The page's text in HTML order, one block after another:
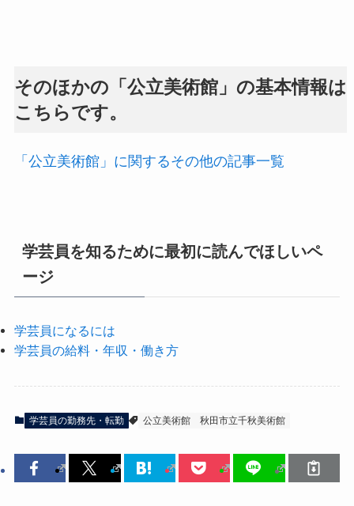
そのほかの「公立美術館」の基本情報は
こちらです。
「公立美術館」に関するその他の記事一覧
学芸員を知るために最初に読んでほしいペ
ージ
学芸員になるには
学芸員の給料・年収・働き方
学芸員の勤務先・転勤 公立美術館 秋田市立千秋美術館